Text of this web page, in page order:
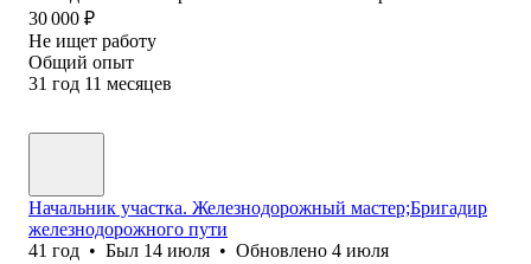
30 000 ₽
Не ищет работу
Общий опыт
31 год 11 месяцев
Начальник участка. Железнодорожный мастер;Бригадир
железнодорожного пути
41 год • Был 14 июля • Обновлено 4 июля